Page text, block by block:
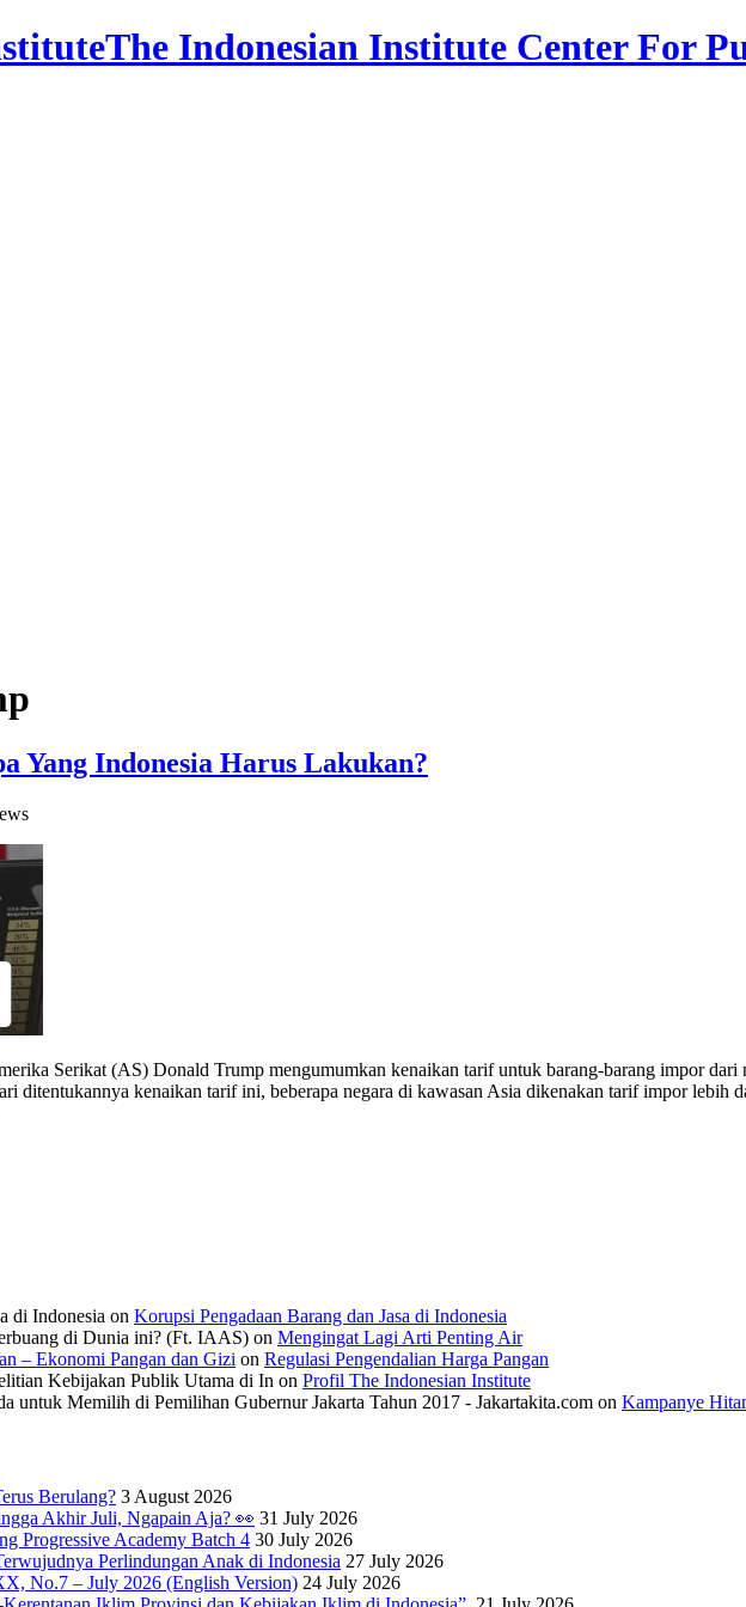
The Indonesian Institute Center For
Yang Indonesia Harus Lakukan?
Serikat (AS) Donald Trump mengumumkan kenaikan tarif untuk barang-barang impor dari
ditentukannya kenaikan tarif ini, beberapa negara di kawasan Asia dikenakan tarif impor lebih
di Indonesia on Korupsi Pengadaan Barang dan Jasa di Indonesia
di Dunia ini? (Ft. IAAS) on Mengingat Lagi Arti Penting Air
– Ekonomi Pangan dan Gizi on Regulasi Pengendalian Harga Pangan
Kebijakan Publik Utama di In on Profil The Indonesian Institute
untuk Memilih di Pemilihan Gubernur Jakarta Tahun 2017 - Jakartakita.com on Kampanye
Berulang? 3 August 2026
Akhir Juli, Ngapain Aja? 👀 31 July 2026
Progressive Academy Batch 4 30 July 2026
Perlindungan Anak di Indonesia 27 July 2026
No.7 – July 2026 (English Version) 24 July 2026